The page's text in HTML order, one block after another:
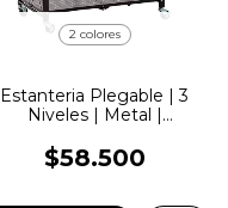
2 colores
Estanteria Plegable | 3
Niveles | Metal |
$58.500